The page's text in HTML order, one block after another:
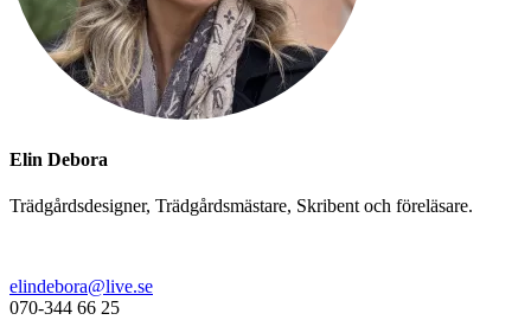
Elin Debora
Trädgårdsdesigner, Trädgårdsmästare, Skribent och föreläsare.
elindebora@live.se
070-344 66 25